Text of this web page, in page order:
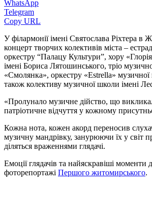
WhatsApp
Telegram
Copy URL
У філармонії імені Святослава Ріхтера
концерт творчих колективів міста –
оркестру “Палацу Культури”, хору
імені Бориса Лятошинського, тріо
«Смолянка», оркестру «Estrella»
також колективу музичної школи імені
«Пролунало музичне дійство, що
патріотичне відчуття у кожному
Кожна нота, кожен акорд переносив
музичну мандрівку, занурюючи їх у світ
діляться враженнями глядачі.
Емоції глядачів та найяскравіші моменти
фоторепортажі Першого житомирського.